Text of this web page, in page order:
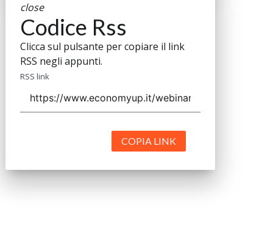
close
Codice Rss
Clicca sul pulsante per copiare il link
RSS negli appunti.
RSS link
COPIA LINK